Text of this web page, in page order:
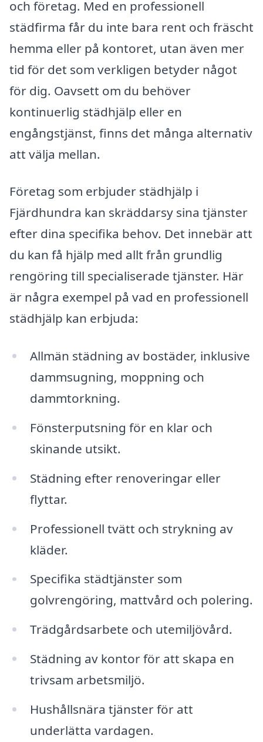
och företag. Med en professionell
städfirma får du inte bara rent och fräscht
hemma eller på kontoret, utan även mer
tid för det som verkligen betyder något
för dig. Oavsett om du behöver
kontinuerlig städhjälp eller en
engångstjänst, finns det många alternativ
att välja mellan.
Företag som erbjuder städhjälp i
Fjärdhundra kan skräddarsy sina tjänster
efter dina specifika behov. Det innebär att
du kan få hjälp med allt från grundlig
rengöring till specialiserade tjänster. Här
är några exempel på vad en professionell
städhjälp kan erbjuda:
Allmän städning av bostäder, inklusive
dammsugning, moppning och
dammtorkning.
Fönsterputsning för en klar och
skinande utsikt.
Städning efter renoveringar eller
flyttar.
Professionell tvätt och strykning av
kläder.
Specifika städtjänster som
golvrengöring, mattvård och polering.
Trädgårdsarbete och utemiljövård.
Städning av kontor för att skapa en
trivsam arbetsmiljö.
Hushållsnära tjänster för att
underlätta vardagen.